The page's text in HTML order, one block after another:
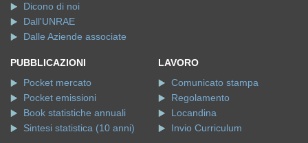
Dicono di noi
Dall'UNRAE
Dalle Aziende associate
PUBBLICAZIONI
Pocket mercato
Pocket emissioni
Book statistiche annuali
Sintesi statistica (10 anni)
LAVORO
Comunicato stampa
Regolamento
Locandina
Invio Curriculum